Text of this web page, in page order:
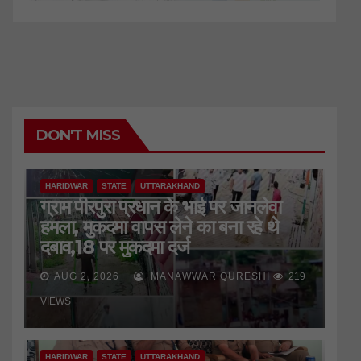
DON'T MISS
HARIDWAR STATE UTTARAKHAND
ग्राम पीरपुरा प्रधान के भाई पर जानलेवा
हमला, मुकदमा वापस लेने का बना रहे थे
दबाव,18 पर मुकदमा दर्ज
AUG 2, 2026 MANAWWAR QURESHI 219
VIEWS
HARIDWAR STATE UTTARAKHAND